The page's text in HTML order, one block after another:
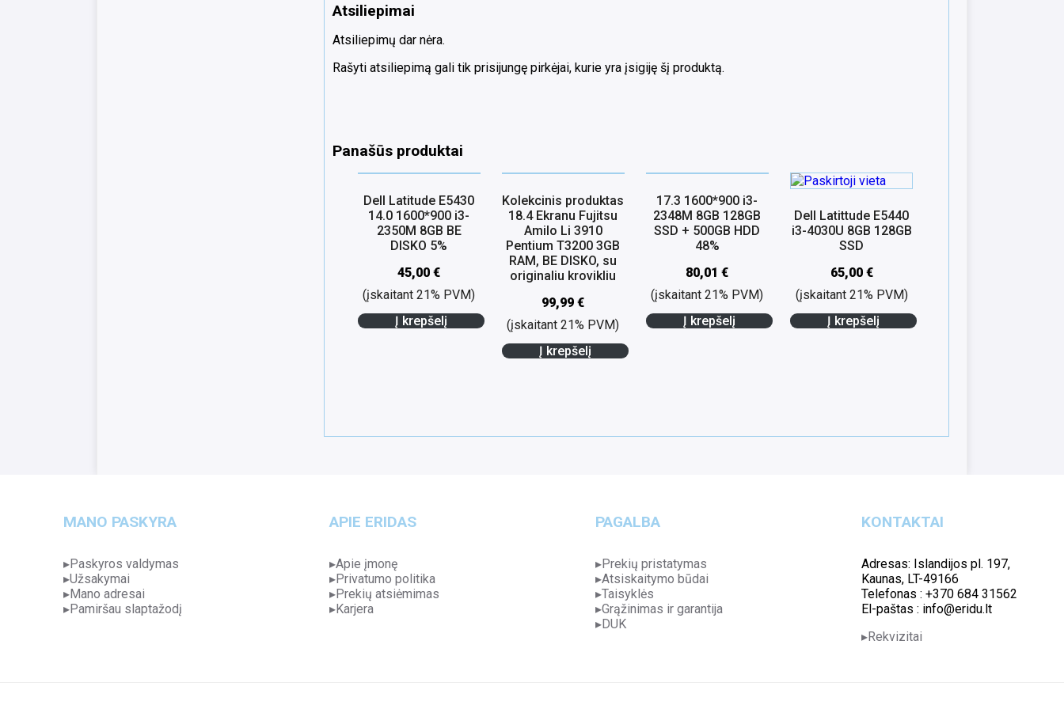
Atsiliepimai
Atsiliepimų dar nėra.
Rašyti atsiliepimą gali tik prisijungę pirkėjai, kurie yra įsigiję šį produktą.
Panašūs produktai
Dell Latitude E5430
14.0 1600*900 i3-
2350M 8GB BE
DISKO 5%
45,00€
(įskaitant 21% PVM)
Į krepšelį
Kolekcinis produktas
18.4 Ekranu Fujitsu
Amilo Li 3910
Pentium T3200 3GB
RAM, BE DISKO, su
originaliu krovikliu
99,99€
(įskaitant 21% PVM)
Į krepšelį
17.3 1600*900 i3-
2348M 8GB 128GB
SSD + 500GB HDD
48%
80,01€
(įskaitant 21% PVM)
Į krepšelį
Dell Latittude E5440
i3-4030U 8GB 128GB
SSD
65,00 €
(įskaitant 21% PVM)
Į krepšelį
MANO PASKYRA
Paskyros valdymas
Užsakymai
Mano adresai
Pamiršau slaptažodį
APIE ERIDAS
Apie įmonę
Privatumo politika
Prekių atsiėmimas
Karjera
PAGALBA
Prekių pristatymas
Atsiskaitymo būdai
Taisyklės
Grąžinimas ir garantija
DUK
KONTAKTAI
Adresas: Islandijos pl. 197,
Kaunas, LT-49166
Telefonas : +370 684 31562
El-paštas : info@eridu.lt
Rekvizitai